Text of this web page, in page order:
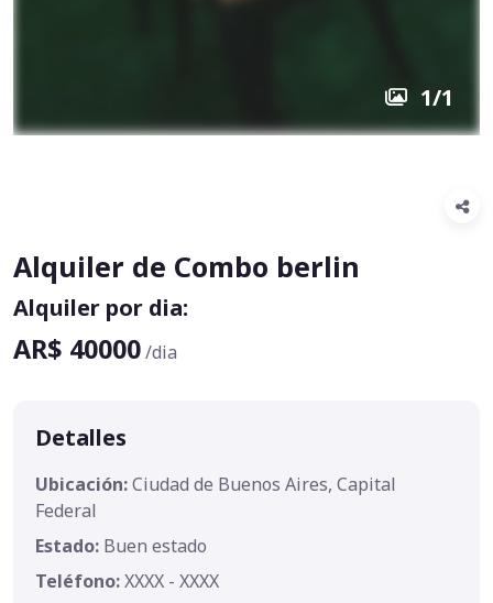
1/1
Alquiler de Combo berlin
Alquiler por dia:
AR$ 40000/dia
Detalles
Ubicación:Ciudad de Buenos Aires, Capital
Federal
Estado: Buen estado
Teléfono:XXXX - XXXX